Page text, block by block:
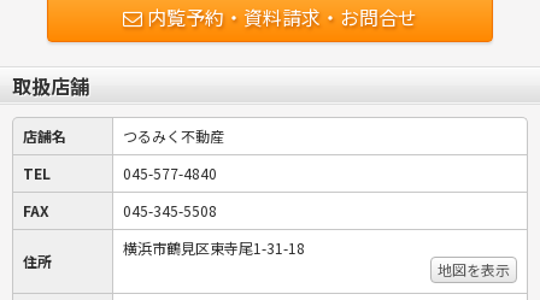
内覧予約・資料請求・お問合せ
取扱店舗
店舗名
つるみく不動産
TEL
045-577-4840
FAX
045-345-5508
住所
横浜市鶴見区東寺尾1-31-18
地図を表示